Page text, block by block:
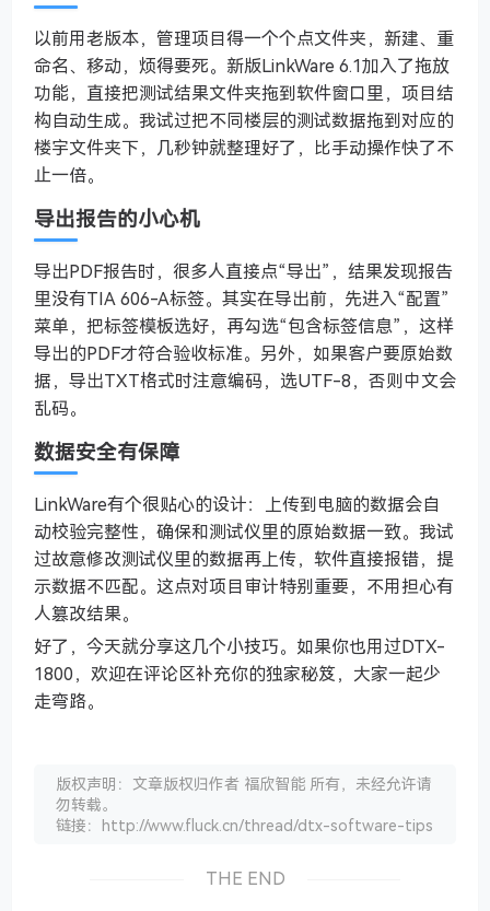
以前用老版本，管理项目得一个个点文件夹，新建、重
命名、移动，烦得要死。新版LinkWare 6.1加入了拖放
功能，直接把测试结果文件夹拖到软件窗口里，项目结
构自动生成。我试过把不同楼层的测试数据拖到对应的
楼宇文件夹下，几秒钟就整理好了，比手动操作快了不
止一倍。
导出报告的小心机
导出PDF报告时，很多人直接点“导出”，结果发现报告
里没有TIA 606-A标签。其实在导出前，先进入“配置”
菜单，把标签模板选好，再勾选“包含标签信息”，这样
导出的PDF才符合验收标准。另外，如果客户要原始数
据，导出TXT格式时注意编码，选UTF-8，否则中文会
乱码。
数据安全有保障
LinkWare有个很贴心的设计：上传到电脑的数据会自
动校验完整性，确保和测试仪里的原始数据一致。我试
过故意修改测试仪里的数据再上传，软件直接报错，提
示数据不匹配。这点对项目审计特别重要，不用担心有
人篡改结果。
好了，今天就分享这几个小技巧。如果你也用过DTX-
1800，欢迎在评论区补充你的独家秘笈，大家一起少
走弯路。
版权声明：文章版权归作者 福欣智能 所有，未经允许请
勿转载。
链接：http://www.fluck.cn/thread/dtx-software-tips
THE END